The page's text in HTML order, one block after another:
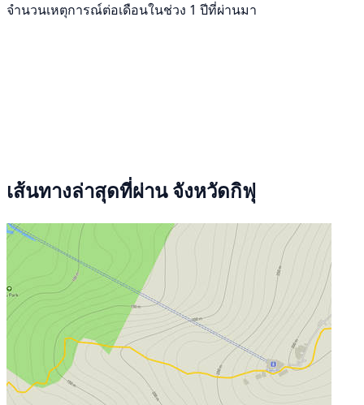
จำนวนเหตุการณ์ต่อเดือนในช่วง 1 ปีที่ผ่านมา
เส้นทางล่าสุดที่ผ่าน จังหวัดกิฟุ